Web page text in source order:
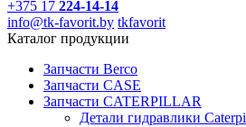
+375 17 224-14-14
info@tk-favorit.by tkfavorit
Каталог продукции
Запчасти Berco
Запчасти CASE
Запчасти CATERPILLAR
Детали гидравлики